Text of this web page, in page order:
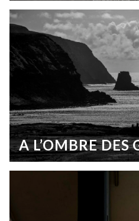
A L’OMBRE DES